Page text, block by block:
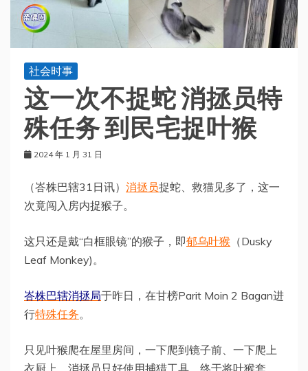
社会时事
这一次不捉蛇 消拯员特
殊任务 到民宅捉叶猴
2024 年 1 月 31 日
（峇株巴辖31日讯） 消拯员捉蛇、救猫见多了，这一
次竟闯入房内捉猴子。
这只还是戴“白框眼镜”的猴子，即郁乌叶猴 （Dusky
Leaf Monkey)。
峇株巴辖消拯局于昨日，在甘榜Parit Moin 2 Bagan进
行特殊任务。
只见叶猴爬在屋里房间，一下爬到镜子前、一下爬上
衣厨上，消拯员只好使用捕猎工具，终于将叶猴套